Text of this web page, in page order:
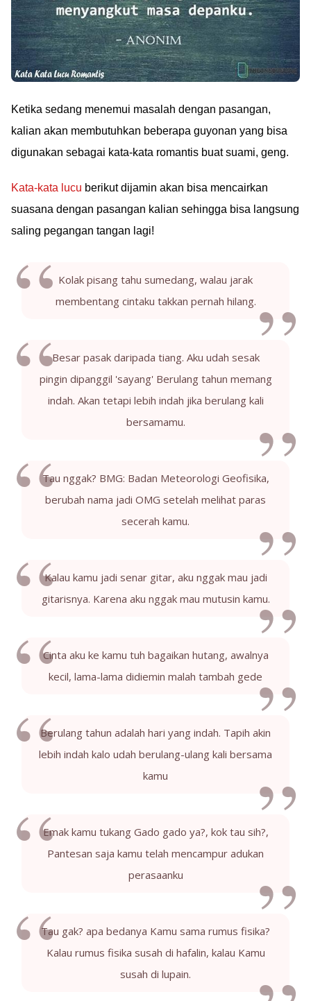
Ketika sedang menemui masalah dengan pasangan,
kalian akan membutuhkan beberapa guyonan yang bisa
digunakan sebagai kata-kata romantis buat suami, geng.
Kata-kata lucu berikut dijamin akan bisa mencairkan
suasana dengan pasangan kalian sehingga bisa langsung
saling pegangan tangan lagi!
Kolak pisang tahu sumedang, walau jarak
membentang cintaku takkan pernah hilang.
Besar pasak daripada tiang. Aku udah sesak
pingin dipanggil 'sayang' Berulang tahun memang
indah. Akan tetapi lebih indah jika berulang kali
bersamamu.
Tau nggak? BMG: Badan Meteorologi Geofisika,
berubah nama jadi OMG setelah melihat paras
secerah kamu.
Kalau kamu jadi senar gitar, aku nggak mau jadi
gitarisnya. Karena aku nggak mau mutusin kamu.
Cinta aku ke kamu tuh bagaikan hutang, awalnya
kecil, lama-lama didiemin malah tambah gede
Berulang tahun adalah hari yang indah. Tapih akin
lebih indah kalo udah berulang-ulang kali bersama
kamu
Emak kamu tukang Gado gado ya?, kok tau sih?,
Pantesan saja kamu telah mencampur adukan
perasaanku
Tau gak? apa bedanya Kamu sama rumus fisika?
Kalau rumus fisika susah di hafalin, kalau Kamu
susah di lupain.